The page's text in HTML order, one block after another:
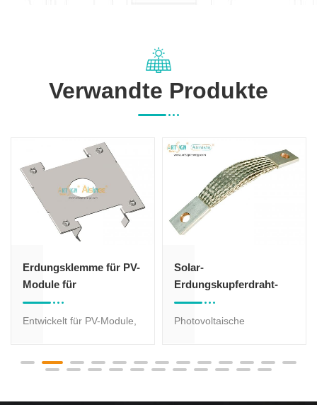
Verwandte Produkte
Erdungsklemme für PV-
Module für
Solardachsysteme AS-
EL-30 | Art Sign
Entwickelt für PV-Module,
Erdungsverbindung
Solar-
Erdungskupferdraht-
Verbindungsbrücke
Photovoltaische
Verbindungen zwischen